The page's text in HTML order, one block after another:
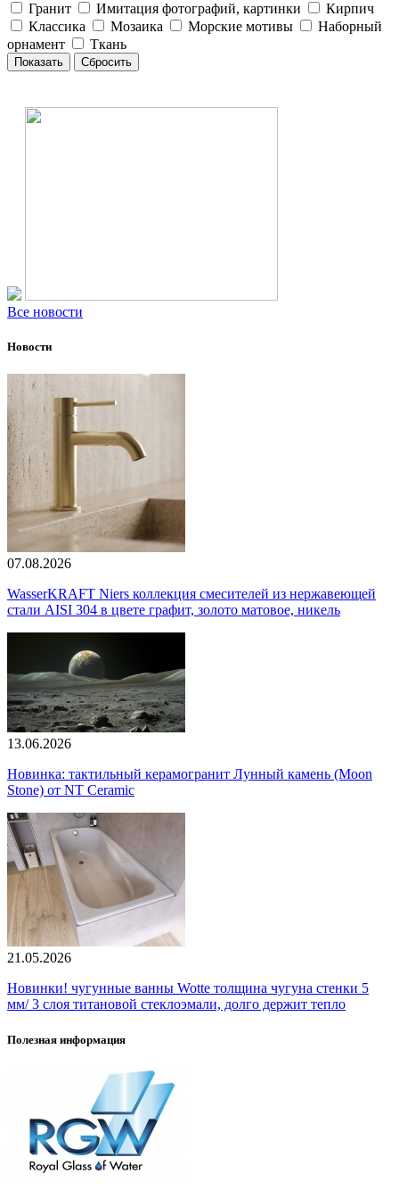
Гранит
Имитация фотографий, картинки
Кирпич
Классика
Мозаика Морские мотивы
Наборный
орнамент
Ткань
Все новости
Новости
07.08.2026
WasserKRAFT Niers коллекция смесителей из нержавеющей
стали AISI 304 в цвете графит, золото матовое, никель
13.06.2026
Новинка: тактильный керамогранит Лунный камень (Moon
Stone) от NT Ceramic
21.05.2026
Новинки! чугунные ванны Wotte толщина чугуна стенки 5
мм/ 3 слоя титановой стеклоэмали, долго держит тепло
Полезная информация